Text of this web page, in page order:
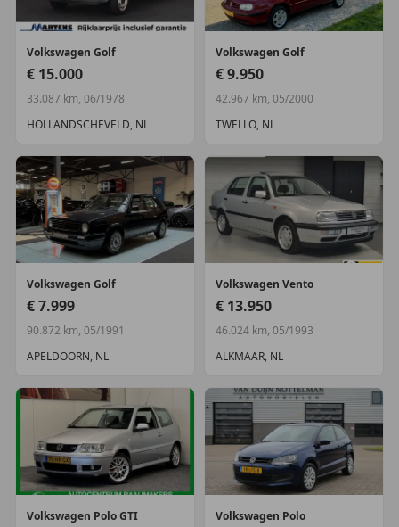
Infotainment
Radiovoorbereiding
Interieur
Achterbank in delen neerklapbaar
Armsteun achter
Stuur verstelbaar
Voorstoelen in hoogte verstelbaar
Veiligheid
Alarm klasse 1(startblokkering)
Overige
Atlantic-pakket 2
Volkswagen Golf
€ 15.000
33.087 km, 06/1978
HOLLANDSCHEVELD, NL
Volkswagen Golf
€ 9.950
42.967 km, 05/2000
TWELLO, NL
Volkswagen Golf
€ 7.999
90.872 km, 05/1991
APELDOORN, NL
Volkswagen Vento
€ 13.950
46.024 km, 05/1993
ALKMAAR, NL
Volkswagen Polo GTI Volkswagen Polo